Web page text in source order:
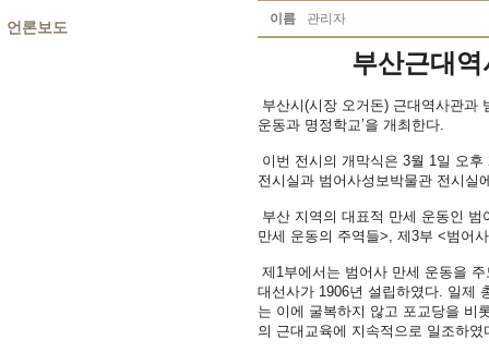
언론보도
이름 관리자
부산근대역
부산시(시장 오거돈) 근대역사관과
운동과 명정학교’을 개최한다.
이번 전시의 개막식은 3월 1일 오
전시실과 범어사성보박물관 전시실
부산 지역의 대표적 만세 운동인
만세 운동의 주역들>, 제3부 <범어
제1부에서는 범어사 만세 운동을
대선사가 1906년 설립하였다. 일제
는 이에 굴복하지 않고 포교당을 비
의 근대교육에 지속적으로 일조하